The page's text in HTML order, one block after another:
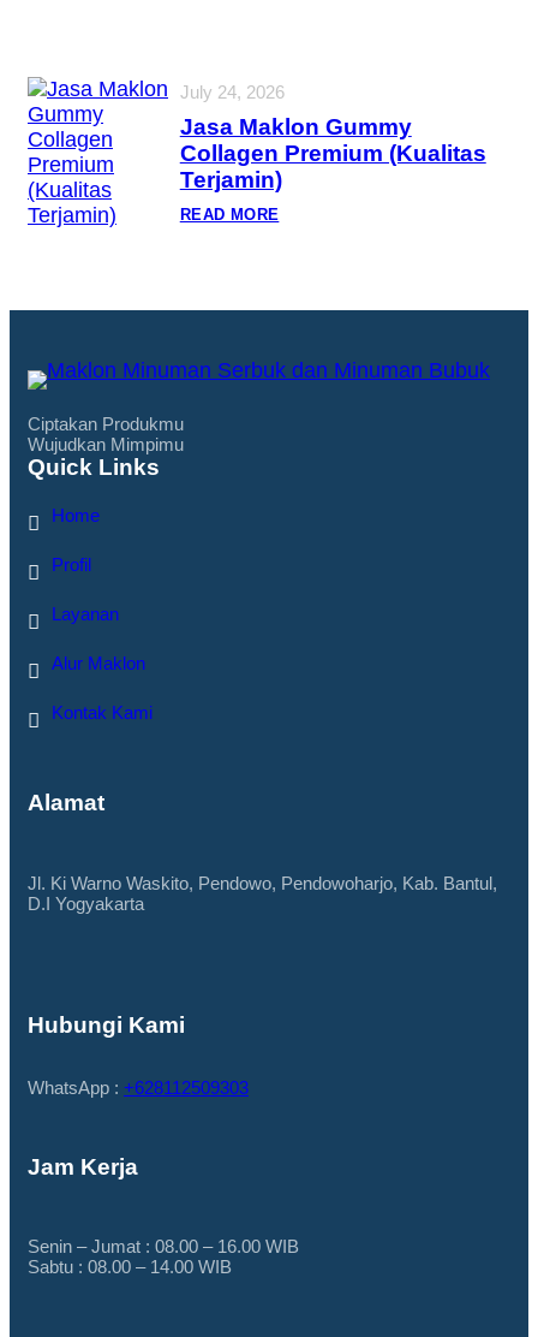
July 24, 2026
Jasa Maklon Gummy
Collagen Premium (Kualitas
Terjamin)
READ MORE
Ciptakan Produkmu
Wujudkan Mimpimu
Quick Links
Home
Profil
Layanan
Alur Maklon
Kontak Kami
Alamat
Jl. Ki Warno Waskito, Pendowo, Pendowoharjo, Kab. Bantul,
D.I Yogyakarta
Hubungi Kami
WhatsApp : +628112509303
Jam Kerja
Senin – Jumat : 08.00 – 16.00 WIB
Sabtu : 08.00 – 14.00 WIB